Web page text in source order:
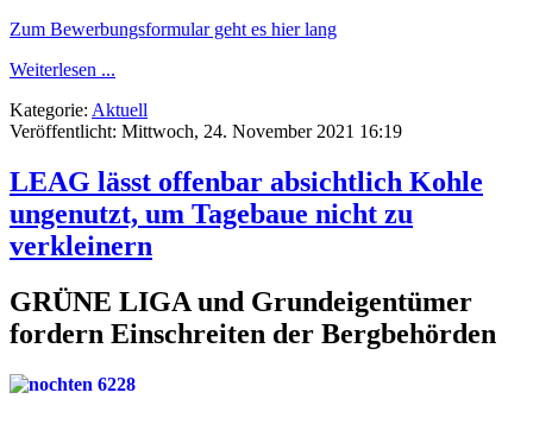
Zum Bewerbungsformular geht es hier lang
Weiterlesen ...
Kategorie: Aktuell
Veröffentlicht: Mittwoch, 24. November 2021 16:19
LEAG lässt offenbar absichtlich Kohle
ungenutzt, um Tagebaue nicht zu
verkleinern
GRÜNE LIGA und Grundeigentümer
fordern Einschreiten der Bergbehörden